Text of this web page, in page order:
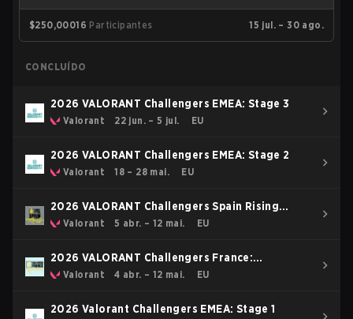
$250,00016 Participantes 15 jul. – 30 ago.
CONCLUÍDO
2026 VALORANT Challengers EMEA: Stage 3
Valorant 22 jun. – 5 jul. EU
2026 VALORANT Challengers EMEA: Stage 2
Valorant 18 – 28 mai. EU
2026 VALORANT Challengers Spain Rising
Stage 3
Valorant 5 abr. – 12 mai. EU
2026 VALORANT Challengers France:
Revolution Stage 2
Valorant 4 abr. – 12 mai. EU
2026 Valorant Challengers EMEA: Stage 1